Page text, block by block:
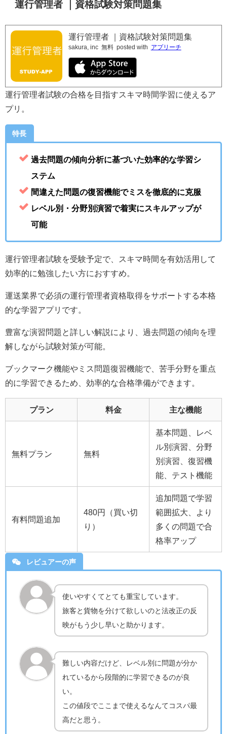
運行管理者 ｜資格試験対策問題集
運行管理者 ｜資格試験対策問題集
sakura, inc 無料 posted with アプリーチ
運行管理者試験の合格を目指すスキマ時間学習に使えるア
プリ。
特長
過去問題の傾向分析に基づいた効率的な学習シ
ステム
間違えた問題の復習機能でミスを徹底的に克服
レベル別・分野別演習で着実にスキルアップが
可能
運行管理者試験を受験予定で、スキマ時間を有効活用して
効率的に勉強したい方におすすめ。
運送業界で必須の運行管理者資格取得をサポートする本格
的な学習アプリです。
豊富な演習問題と詳しい解説により、過去問題の傾向を理
解しながら試験対策が可能。
ブックマーク機能やミス問題復習機能で、苦手分野を重点
的に学習できるため、効率的な合格準備ができます。
プラン 料金 主な機能
無料プラン 無料
基本問題、レベ
ル別演習、分野
別演習、復習機
能、テスト機能
有料問題追加
480円（買い切
り）
追加問題で学習
範囲拡大、より
多くの問題で合
格率アップ
レビュアーの声
使いやすくてとても重宝しています。
旅客と貨物を分けて欲しいのと法改正の反
映がもう少し早いと助かります。
難しい内容だけど、レベル別に問題が分か
れているから段階的に学習できるのが良
い。
この値段でここまで使えるなんてコスパ最
高だと思う。